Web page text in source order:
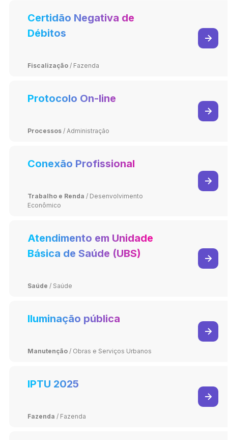
Certidão Negativa de
Débitos
Fiscalização/ Fazenda
Protocolo On-line
Processos/ Administração
Conexão Profissional
Trabalho e Renda / Desenvolvimento
Econômico
Atendimento em Unidade
Básica de Saúde (UBS)
Saúde / Saúde
Iluminação pública
Manutenção/ Obras e Serviços Urbanos
IPTU 2025
Fazenda / Fazenda